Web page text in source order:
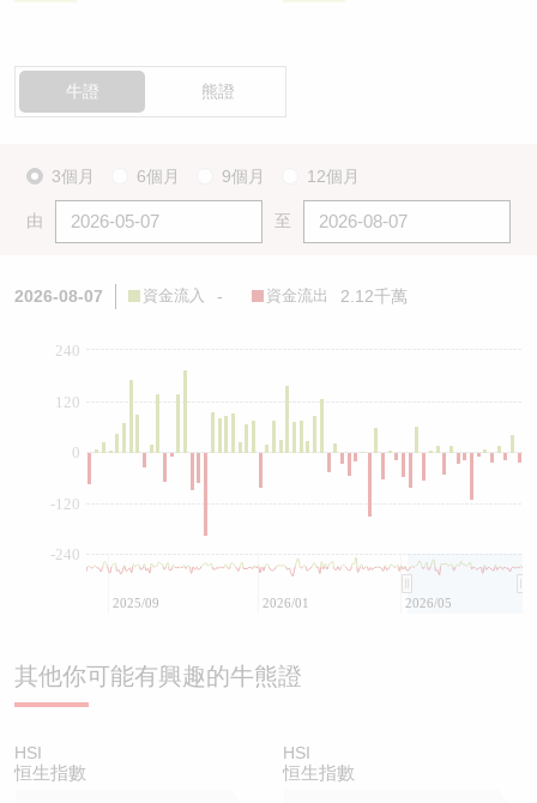
牛證 熊證
3個月 6個月 9個月 12個月
由 至
2026-08-07 資金流入 - 資金流出 2.12千萬
0
-240
-120
120
240
2025/09 2026/01 2026/05
其他你可能有興趣的牛熊證
HSI
恒生指數
HSI
恒生指數